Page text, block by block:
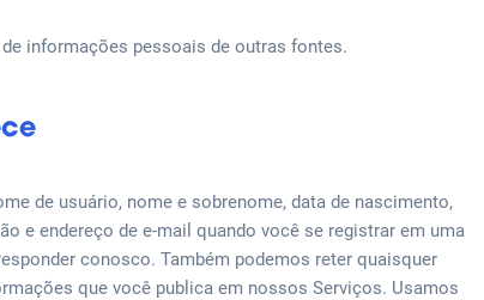
informações pessoais de outras fontes.
de usuário, nome e sobrenome, data de nascimento,
e endereço de e-mail quando você se registrar em uma
conosco. Também podemos reter quaisquer
que você publica em nossos Serviços. Usamos